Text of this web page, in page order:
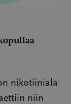
nikotiiniala
niin